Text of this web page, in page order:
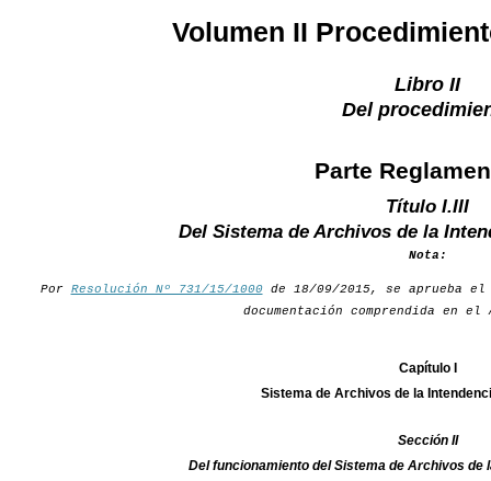
Volumen II
Libro II
Del
Parte
Título I.III
Del Sistema de Archivos de la
Nota:
Por Resolución Nº 731/15/1000de 18/09/2015, se aprueba
documentación comprendida en
Capítulo I
Sistema de Archivos de la
Sección II
Del funcionamiento del Sistema de Archivos de